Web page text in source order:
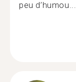
peu d’humou...